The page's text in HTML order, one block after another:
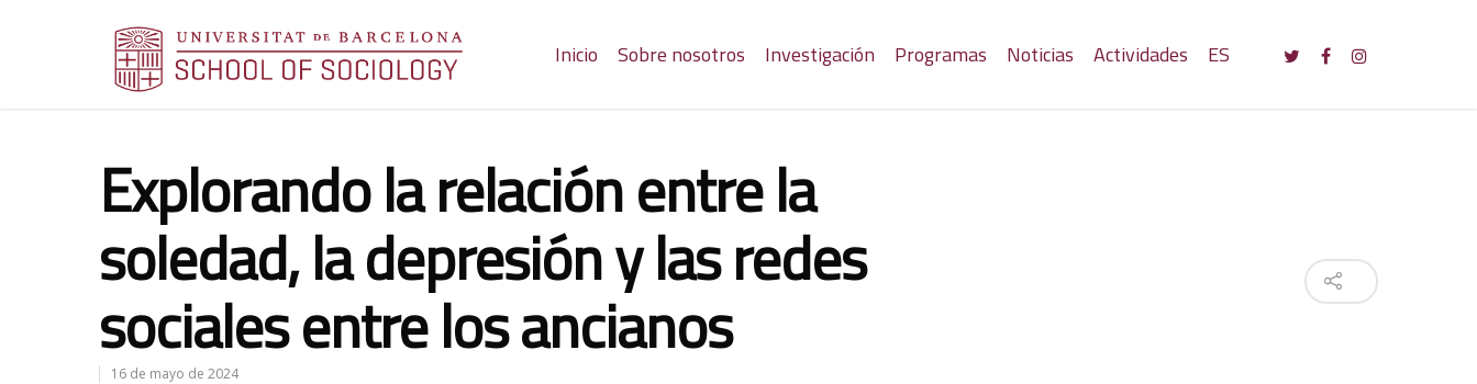
Inicio Sobre nosotros Investigación Programas Noticias Actividades ES
Explorando la relación entre la
soledad, la depresión y las redes
sociales entre los ancianos
16 de mayo de 2024